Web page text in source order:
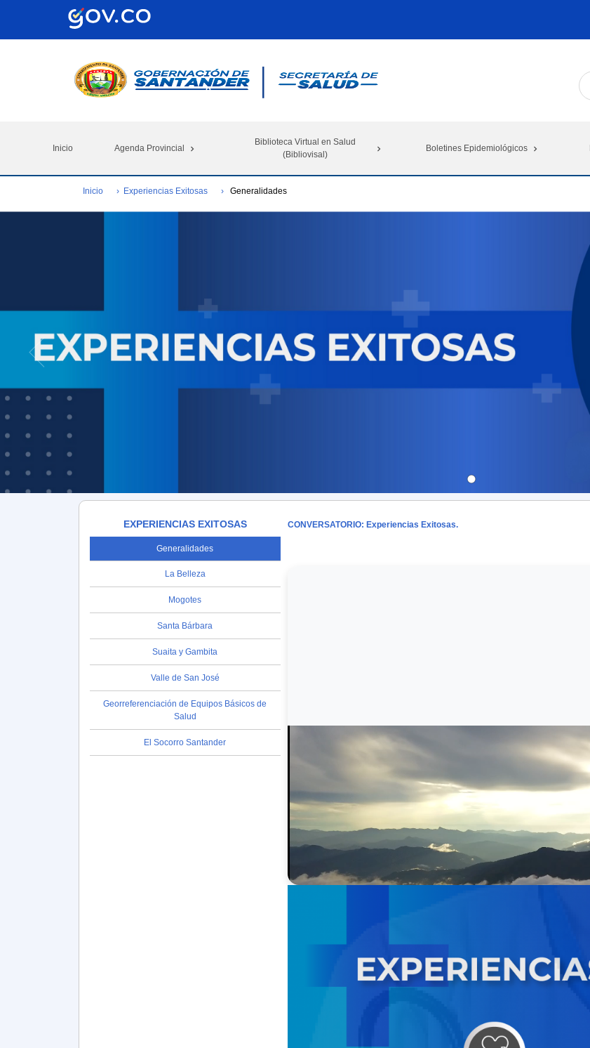
Inicio Agenda Provincial
Biblioteca Virtual en Salud
(Bibliovisal)
Boletines Epidemiológicos
Inicio Experiencias Exitosas Generalidades
EXPERIENCIAS EXITOSAS
Generalidades
La Belleza
Mogotes
Santa Bárbara
Suaita y Gambita
Valle de San José
Georreferenciación de Equipos Básicos de
Salud
El Socorro Santander
CONVERSATORIO: Experiencias Exitosas.